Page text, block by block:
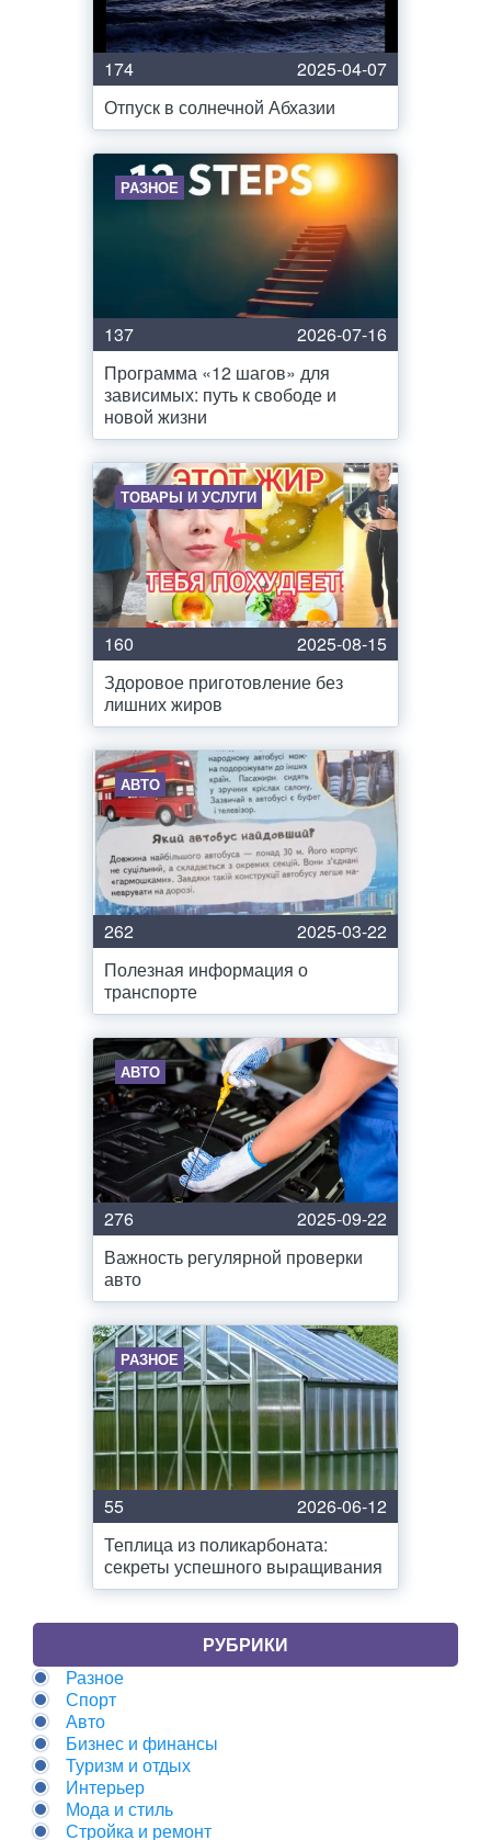
174
2025-04-07
Отпуск в солнечной Абхазии
РАЗНОЕ
137
2026-07-16
Программа «12 шагов» для
зависимых: путь к свободе и
новой жизни
ТОВАРЫ И УСЛУГИ
160
2025-08-15
Здоровое приготовление без
лишних жиров
АВТО
262
2025-03-22
Полезная информация о
транспорте
АВТО
276
2025-09-22
Важность регулярной проверки
авто
РАЗНОЕ
55
2026-06-12
Теплица из поликарбоната:
секреты успешного выращивания
РУБРИКИ
Разное
Спорт
Авто
Бизнес и финансы
Туризм и отдых
Интерьер
Мода и стиль
Стройка и ремонт